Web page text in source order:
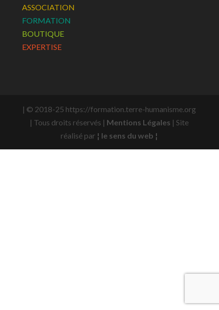
ASSOCIATION
FORMATION
BOUTIQUE
EXPERTISE
| © 2018-25 https://formation.terre-humanisme.org
| Tous droits réservés | Mentions Légales | Site
réalisé par ¦ le sens du web ¦